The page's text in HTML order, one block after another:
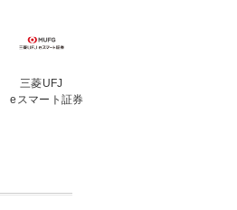
三菱UFJ
eスマート証券